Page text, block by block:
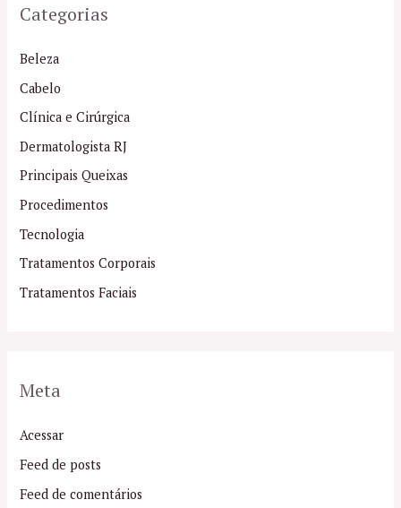
Categorias
Beleza
Cabelo
Clínica e Cirúrgica
Dermatologista RJ
Principais Queixas
Procedimentos
Tecnologia
Tratamentos Corporais
Tratamentos Faciais
Meta
Acessar
Feed de posts
Feed de comentários